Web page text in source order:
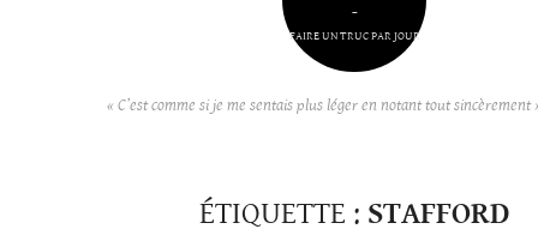
–
FAIRE UN TRUC PAR JOUR
« C’est comme si je me sentais plus léger en notant tout sincèrement
ÉTIQUETTE : STAFFORD